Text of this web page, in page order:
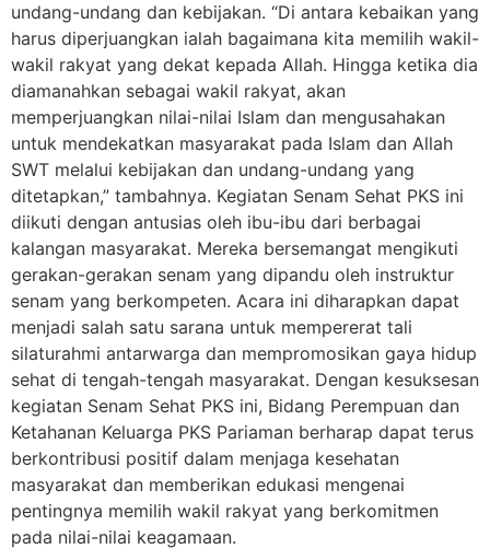
undang-undang dan kebijakan. “Di antara kebaikan yang
harus diperjuangkan ialah bagaimana kita memilih wakil-
wakil rakyat yang dekat kepada Allah. Hingga ketika dia
diamanahkan sebagai wakil rakyat, akan
memperjuangkan nilai-nilai Islam dan mengusahakan
untuk mendekatkan masyarakat pada Islam dan Allah
SWT melalui kebijakan dan undang-undang yang
ditetapkan,” tambahnya. Kegiatan Senam Sehat PKS ini
diikuti dengan antusias oleh ibu-ibu dari berbagai
kalangan masyarakat. Mereka bersemangat mengikuti
gerakan-gerakan senam yang dipandu oleh instruktur
senam yang berkompeten. Acara ini diharapkan dapat
menjadi salah satu sarana untuk mempererat tali
silaturahmi antarwarga dan mempromosikan gaya hidup
sehat di tengah-tengah masyarakat. Dengan kesuksesan
kegiatan Senam Sehat PKS ini, Bidang Perempuan dan
Ketahanan Keluarga PKS Pariaman berharap dapat terus
berkontribusi positif dalam menjaga kesehatan
masyarakat dan memberikan edukasi mengenai
pentingnya memilih wakil rakyat yang berkomitmen
pada nilai-nilai keagamaan.